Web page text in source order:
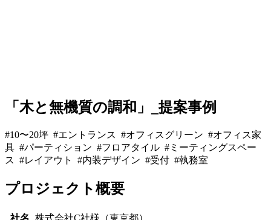
「木と無機質の調和」_提案事例
#10〜20坪 #エントランス #オフィスグリーン #オフィス家
具 #パーティション #フロアタイル #ミーティングスペー
ス #レイアウト #内装デザイン #受付 #執務室
プロジェクト概要
社名 株式会社C社様（東京都）